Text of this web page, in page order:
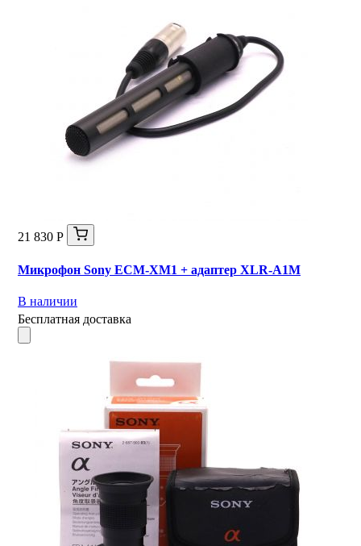
21 830 Р
Микрофон Sony ECM-XM1 + адаптер XLR-A1M
В наличии
Бесплатная доставка